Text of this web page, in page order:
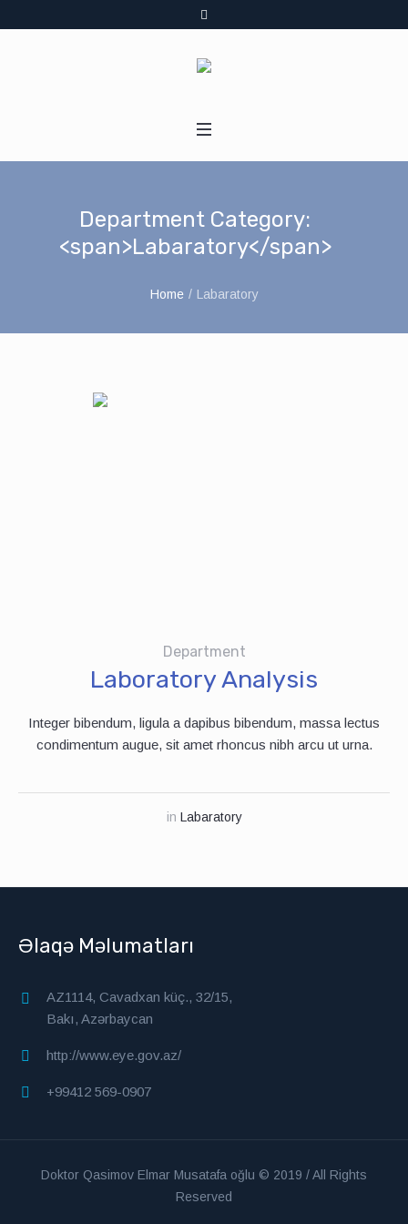
Department Category:
<span>Labaratory</span>
Home / Labaratory
Department
Laboratory Analysis
Integer bibendum, ligula a dapibus bibendum, massa lectus
condimentum augue, sit amet rhoncus nibh arcu ut urna.
in Labaratory
Əlaqə Məlumatları
AZ1114, Cavadxan küç., 32/15,
Bakı, Azərbaycan
http://www.eye.gov.az/
+99412 569-0907
Doktor Qasimov Elmar Musatafa oğlu © 2019 / All Rights
Reserved